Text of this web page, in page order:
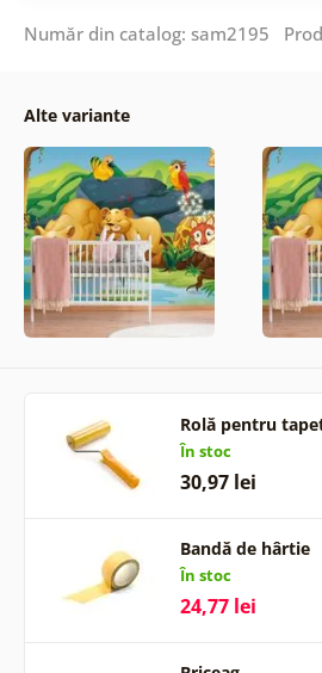
Număr din catalog: sam2195
Alte variante
Rolă pentru
În stoc
30,97 lei
Bandă de hârtie
În stoc
24,77 lei